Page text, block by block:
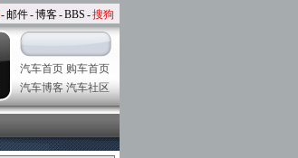
-邮件-博客-BBS -搜狗
汽车首页 购车首页
汽车博客 汽车社区